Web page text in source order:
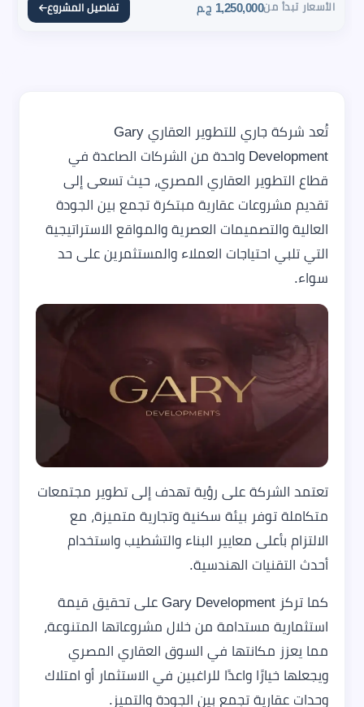
الأسعار تبدأ من1,250,000 ج.م تفاصيل المشروع
تُعد شركة جاري للتطوير العقاري Gary
Development واحدة من الشركات الصاعدة في
قطاع التطوير العقاري المصري، حيث تسعى إلى
تقديم مشروعات عقارية مبتكرة تجمع بين الجودة
العالية والتصميمات العصرية والمواقع الاستراتيجية
التي تلبي احتياجات العملاء والمستثمرين على حد
سواء.
تعتمد الشركة على رؤية تهدف إلى تطوير مجتمعات
متكاملة توفر بيئة سكنية وتجارية متميزة، مع
الالتزام بأعلى معايير البناء والتشطيب واستخدام
أحدث التقنيات الهندسية.
كما تركز Gary Development على تحقيق قيمة
استثمارية مستدامة من خلال مشروعاتها المتنوعة،
مما يعزز مكانتها في السوق العقاري المصري
ويجعلها خيارًا واعدًا للراغبين في الاستثمار أو امتلاك
وحدات عقارية تجمع بين الجودة والتميز.